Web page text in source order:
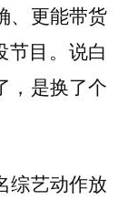
、更能带货
节目。说白
，是换了个
综艺动作放